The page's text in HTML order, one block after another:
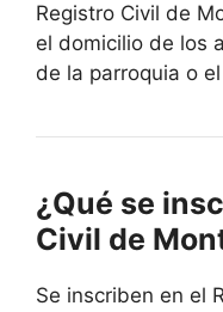
Registro Civil de
el domicilio de los
de la parroquia o
¿Qué se
Civil de
Se inscriben en el